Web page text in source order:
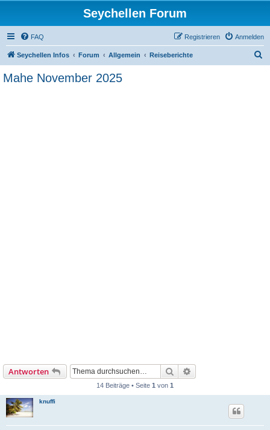
Seychellen Forum
FAQ Anmelden
Registrieren
Seychellen Infos Forum Allgemein Reiseberichte
Mahe November 2025
Antworten Suche
14 Beiträge • Seite 1 von 1
knuffi